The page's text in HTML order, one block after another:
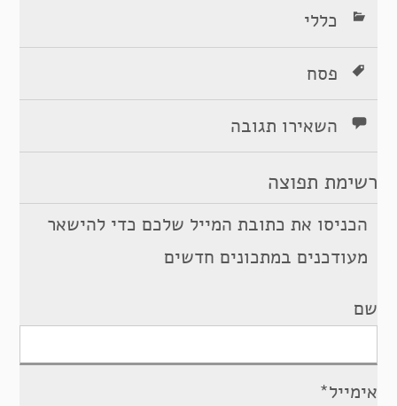
כללי
פסח
השאירו תגובה
רשימת תפוצה
הכניסו את כתובת המייל שלכם כדי להישאר
מעודכנים במתכונים חדשים
שם
אימייל*